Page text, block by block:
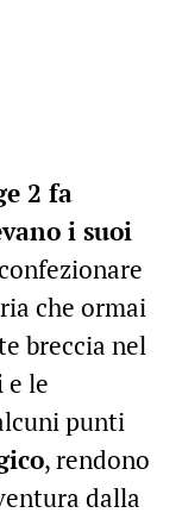
2 fa
i suoi
che ormai
breccia nel
e le
punti
, rendono
dalla